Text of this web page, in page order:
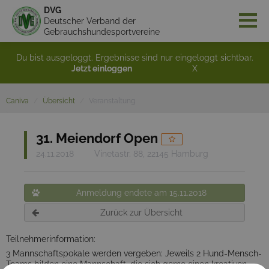
DVG
Deutscher Verband der
Gebrauchshundesportvereine
Du bist ausgeloggt. Ergebnisse sind nur eingeloggt sichtbar.
Jetzt einloggen
X
Caniva Übersicht
31. Meiendorf Open
24.11.2018 Vinetastr. 88, 22145 Hamburg
Anmeldung endete am 15.11.2018
Zurück zur Übersicht
Teilnehmerinformation:
3 Mannschaftspokale werden vergeben: Jeweils 2 Hund-Mensch-
Teams bilden eine Mannschaft, die sich gerne einen kreativen